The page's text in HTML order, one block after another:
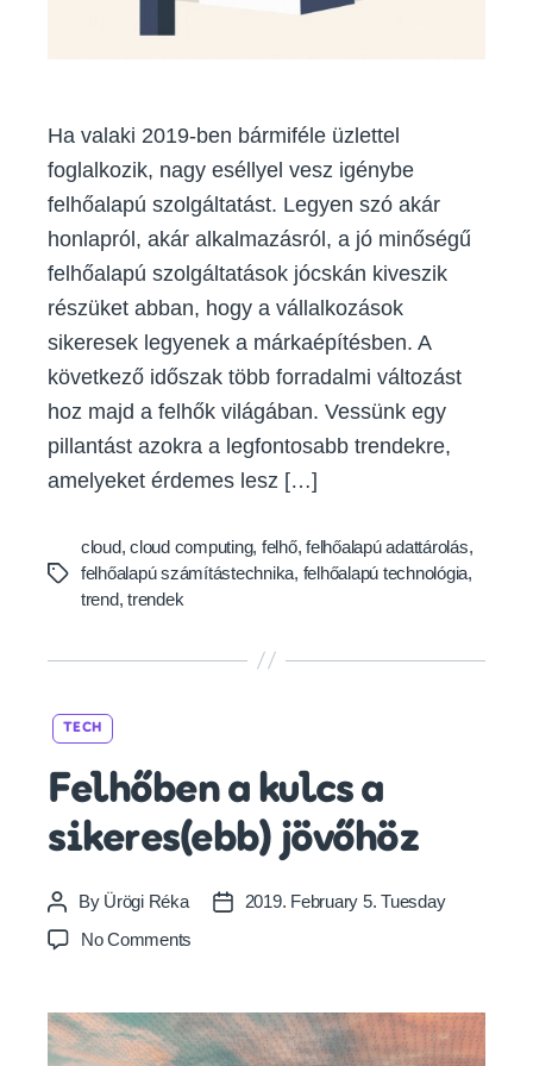
Ha valaki 2019-ben bármiféle üzlettel
foglalkozik, nagy eséllyel vesz igénybe
felhőalapú szolgáltatást. Legyen szó akár
honlapról, akár alkalmazásról, a jó minőségű
felhőalapú szolgáltatások jócskán kiveszik
részüket abban, hogy a vállalkozások
sikeresek legyenek a márkaépítésben. A
következő időszak több forradalmi változást
hoz majd a felhők világában. Vessünk egy
pillantást azokra a legfontosabb trendekre,
amelyeket érdemes lesz […]
Tags
cloud,cloud computing, felhő,felhőalapú adattárolás,
felhőalapú számítástechnika, felhőalapú technológia,
trend,trendek
TECH
Felhőben a kulcs a
sikeres(ebb) jövőhöz
Post
author
By Ürögi Réka
Post2019. February 5. Tuesday
No Comments
kulcs
a